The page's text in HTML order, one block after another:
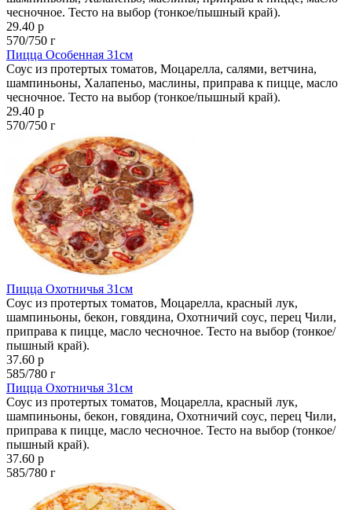
чесночное. Тесто на выбор (тонкое/пышный край).
29.40 р
570/750 г
Пицца Особенная 31см
Соус из протертых томатов, Моцарелла, салями, ветчина,
шампиньоны, Халапеньо, маслины, приправа к пицце, масло
чесночное. Тесто на выбор (тонкое/пышный край).
29.40 р
570/750 г
Пицца Охотничья 31см
Соус из протертых томатов, Моцарелла, красный лук,
шампиньоны, бекон, говядина, Охотничий соус, перец Чили,
приправа к пицце, масло чесночное. Тесто на выбор (тонкое/
пышный край).
37.60 р
585/780 г
Пицца Охотничья 31см
Соус из протертых томатов, Моцарелла, красный лук,
шампиньоны, бекон, говядина, Охотничий соус, перец Чили,
приправа к пицце, масло чесночное. Тесто на выбор (тонкое/
пышный край).
37.60 р
585/780 г